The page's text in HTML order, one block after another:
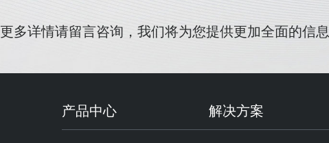
更多详情请留言咨询，我们将为您提供更加全面的信息
产品中心 解决方案